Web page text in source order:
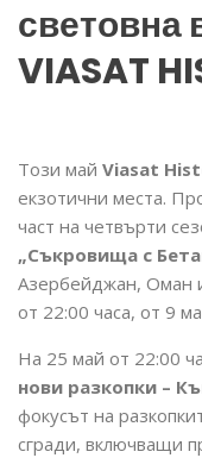
световна
VIASAT
Този май Viasat
екзотични места.
част на четвърти
„Съкровища с
Азербейджан, Оман
от 22:00 часа, от 9
На 25 май от 22:00
нови разкопки –
фокусът на
сгради, включващи